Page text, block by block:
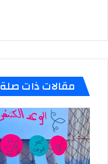
مقالات ذات صلة